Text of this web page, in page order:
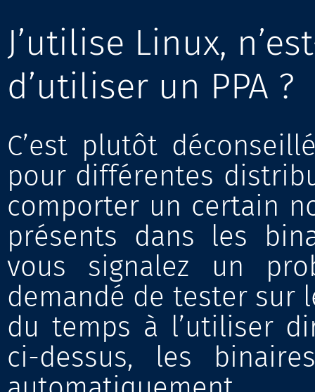
J’utilise Linux,
d’utiliser un PPA ?
C’est plutôt
pour différentes
comporter un certain
présents dans les
vous signalez un
demandé de tester sur
du temps à l’utiliser
ci-dessus, les